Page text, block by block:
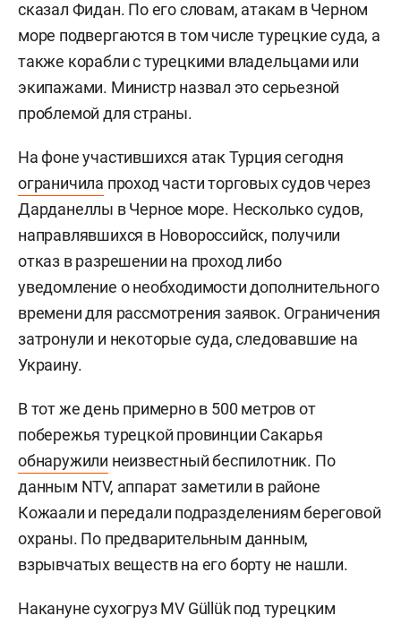
сказал Фидан. По его словам, атакам в Черном
море подвергаются в том числе турецкие суда, а
также корабли с турецкими владельцами или
экипажами. Министр назвал это серьезной
проблемой для страны.
На фоне участившихся атак Турция сегодня
ограничила проход части торговых судов через
Дарданеллы в Черное море. Несколько судов,
направлявшихся в Новороссийск, получили
отказ в разрешении на проход либо
уведомление о необходимости дополнительного
времени для рассмотрения заявок. Ограничения
затронули и некоторые суда, следовавшие на
Украину.
В тот же день примерно в 500 метров от
побережья турецкой провинции Сакарья
обнаружили неизвестный беспилотник. По
данным NTV, аппарат заметили в районе
Кожаали и передали подразделениям береговой
охраны. По предварительным данным,
взрывчатых веществ на его борту не нашли.
Накануне сухогруз MV Güllük под турецким